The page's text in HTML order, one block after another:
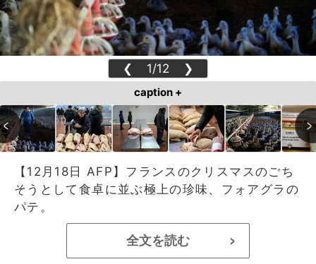
❮ 1/12 ❯
caption +
【12月18日 AFP】フランスのクリスマスのごち
そうとして食卓に並ぶ極上の珍味、フォアグラの
パテ。
全文を読む >